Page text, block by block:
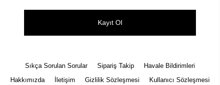
Kayıt Ol
Sıkça Sorulan Sorular Sipariş Takip
Havale Bildirimleri
Hakkımızda
İletişim Gizlilik Sözleşmesi Kullanıcı Sözleşmesi